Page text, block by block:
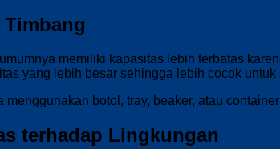
memiliki kapasitas lebih terbatas
yang lebih besar sehingga lebih cocok
menggunakan botol, tray, beaker, atau
terhadap Lingkungan